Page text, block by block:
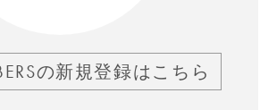
の新規登録はこちら